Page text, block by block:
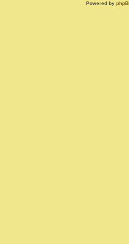
Powered by